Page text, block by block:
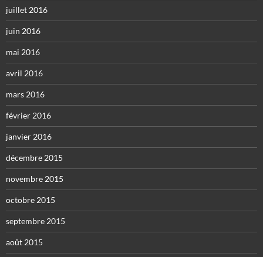
juillet 2016
juin 2016
mai 2016
avril 2016
mars 2016
février 2016
janvier 2016
décembre 2015
novembre 2015
octobre 2015
septembre 2015
août 2015